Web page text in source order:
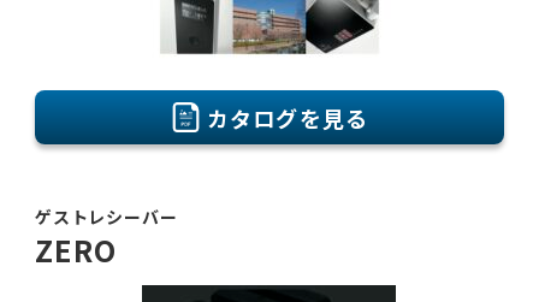
カタログを見る
ゲストレシーバー
ZERO